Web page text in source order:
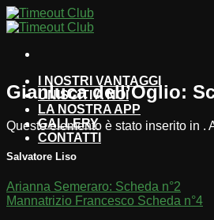
Salta
ai
I NOSTRI VANTAGGI
UNISCITI A NOI
LA NOSTRA APP
GALLERY
CONTATTI
Gianluca dell’Oglio:
Questo elemento è stato inserito in .
Salvatore Liso
Arianna Semeraro: Scheda n°2
Mannatrizio Francesco Scheda n°4